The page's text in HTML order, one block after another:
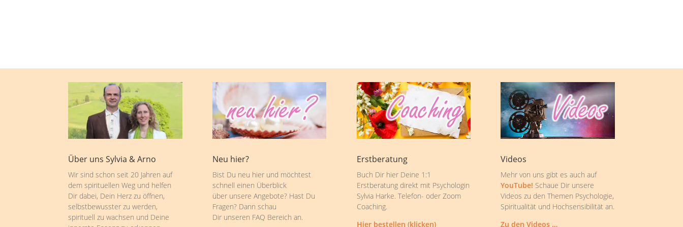
Über uns Sylvia & Arno
Wir sind schon seit 20 Jahren auf
dem spirituellen Weg und helfen
Dir dabei, Dein Herz zu öffnen,
selbstbewusster zu werden,
spirituell zu wachsen und Deine
Neu hier?
Bist Du neu hier und möchtest
schnell einen Überblick
über unsere Angebote? Hast Du
Fragen? Dann schau
Dir unseren FAQ Bereich an.
Erstberatung
Buch Dir hier Deine 1:1
Erstberatung direkt mit Psychologin
Sylvia Harke. Telefon- oder Zoom
Coaching.
Hier bestellen (klicken)
Videos
Mehr von uns gibt es auch auf
YouTube! Schaue Dir unsere
Videos zu den Themen Psychologie,
Spiritualität und Hochsensibilität an.
Zu den Videos …